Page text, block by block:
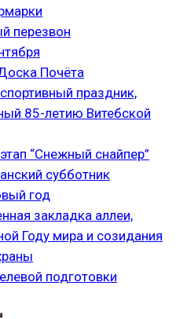
перезвон
Почёта
праздник,
85-летию Витебской
“Снежный снайпер”
субботник
год
закладка аллеи,
Году мира и созидания
подготовки